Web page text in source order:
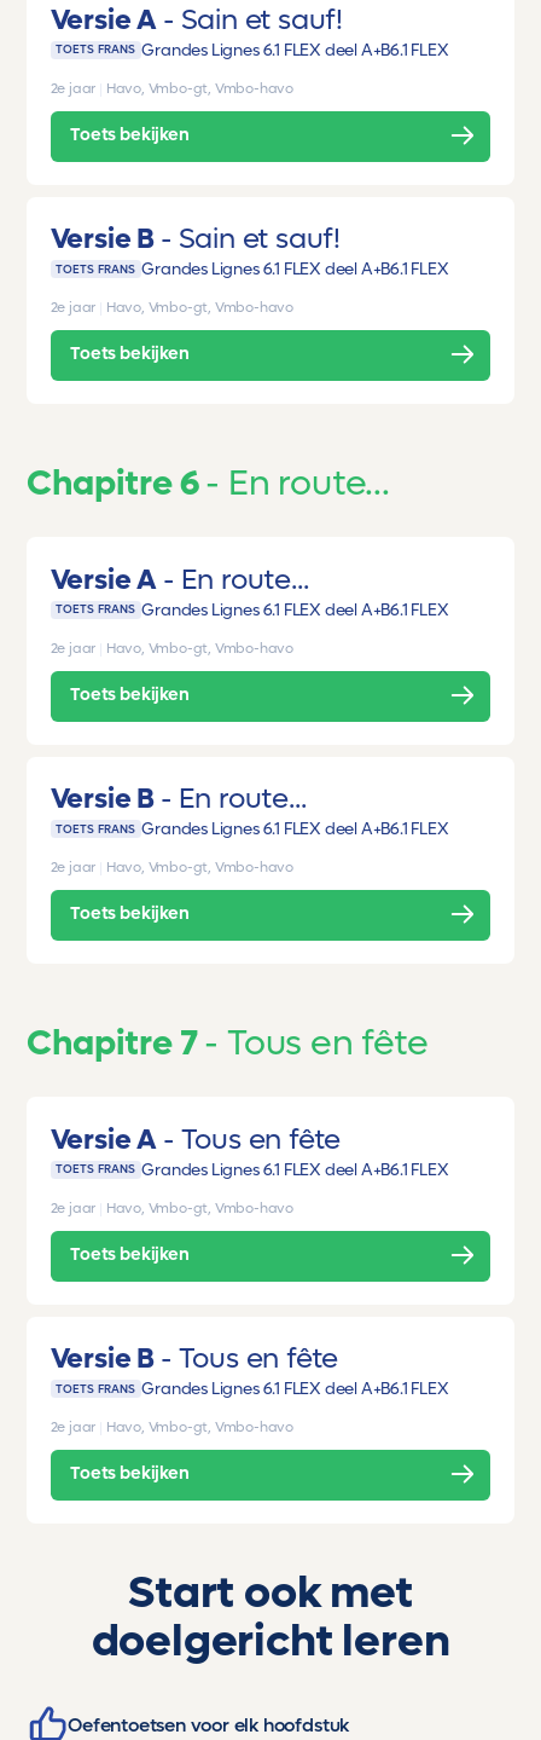
Versie A Sain et sauf!
TOETS FRANS Grandes Lignes 6.1 FLEX deel A+B6.1 FLEX
2e jaar Havo, Vmbo-gt, Vmbo-havo
Toets bekijken
Versie B Sain et sauf!
TOETS FRANS Grandes Lignes 6.1 FLEX deel A+B6.1 FLEX
2e jaar Havo, Vmbo-gt, Vmbo-havo
Toets bekijken
Chapitre 6 En route...
Versie A En route...
TOETS FRANS Grandes Lignes 6.1 FLEX deel A+B6.1 FLEX
2e jaar Havo, Vmbo-gt, Vmbo-havo
Toets bekijken
Versie B En route...
TOETS FRANS Grandes Lignes 6.1 FLEX deel A+B6.1 FLEX
2e jaar Havo, Vmbo-gt, Vmbo-havo
Toets bekijken
Chapitre 7 Tous en fête
Versie A Tous en fête
TOETS FRANS Grandes Lignes 6.1 FLEX deel A+B6.1 FLEX
2e jaar Havo, Vmbo-gt, Vmbo-havo
Toets bekijken
Versie B Tous en fête
TOETS FRANS Grandes Lignes 6.1 FLEX deel A+B6.1 FLEX
2e jaar Havo, Vmbo-gt, Vmbo-havo
Toets bekijken
Start ook met
doelgericht leren
Oefentoetsen voor elk hoofdstuk